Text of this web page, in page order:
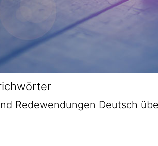
Redewendungen Deutsch